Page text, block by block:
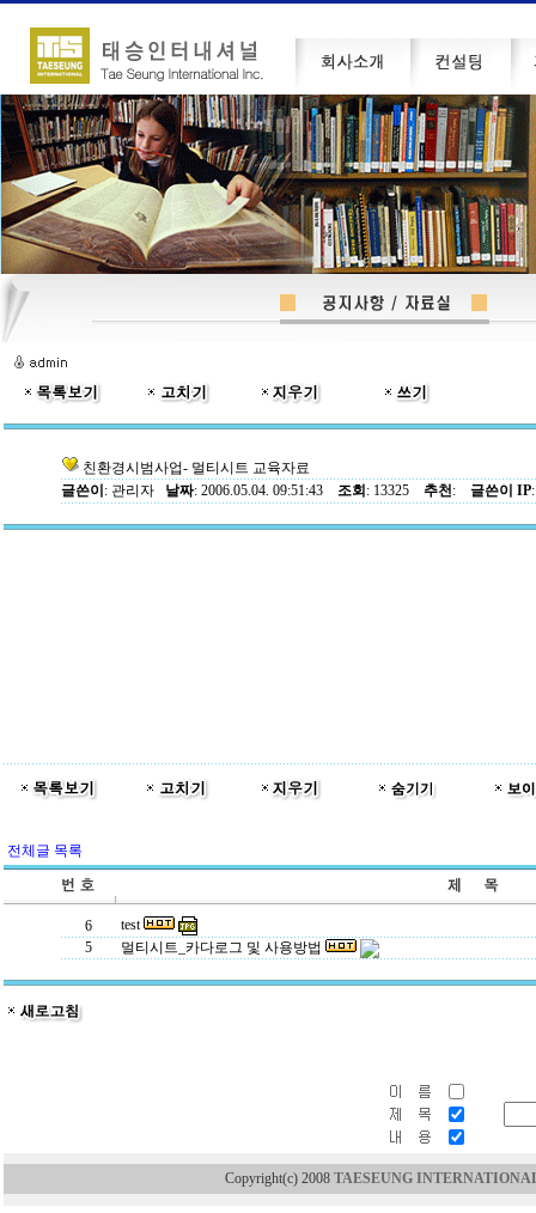
친환경시범사업- 멀티시트 교육자료
글쓴이 : 관리자 날짜: 2006.05.04. 09:51:43 조회 : 13325 추천: 글쓴이 IP
전체글 목록
6
test
5
멀티시트_카다로그 및 사용방법
Copyright(c) 2008 TAESEUNG